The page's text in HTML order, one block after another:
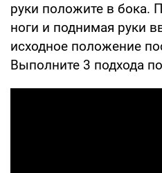
руки положите в бока.
ноги и поднимая руки
исходное положение
Выполните 3 подхода